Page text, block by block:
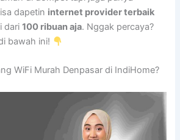
dapetin internet provider terbaik
dari100 ribuan aja. Nggak percaya?
bawah ini!
WiFi Murah Denpasar di IndiHome?